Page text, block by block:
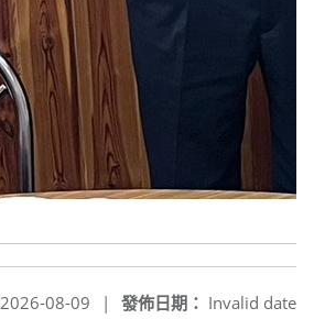
發佈日期： Invalid date
2026-08-09
|